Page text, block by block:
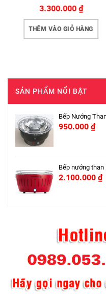
3.300.000₫
THÊM VÀO GIỎ HÀNG
SẢN PHẨM NỔI BẬT
Bếp Nướng
950.000 ₫
Bếp nướng
2.100.000 ₫